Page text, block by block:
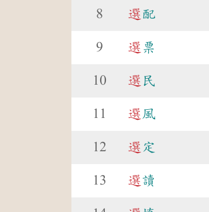
8 選配
9 選 票
10 選 民
11 選 風
12 選 定
13 選讀